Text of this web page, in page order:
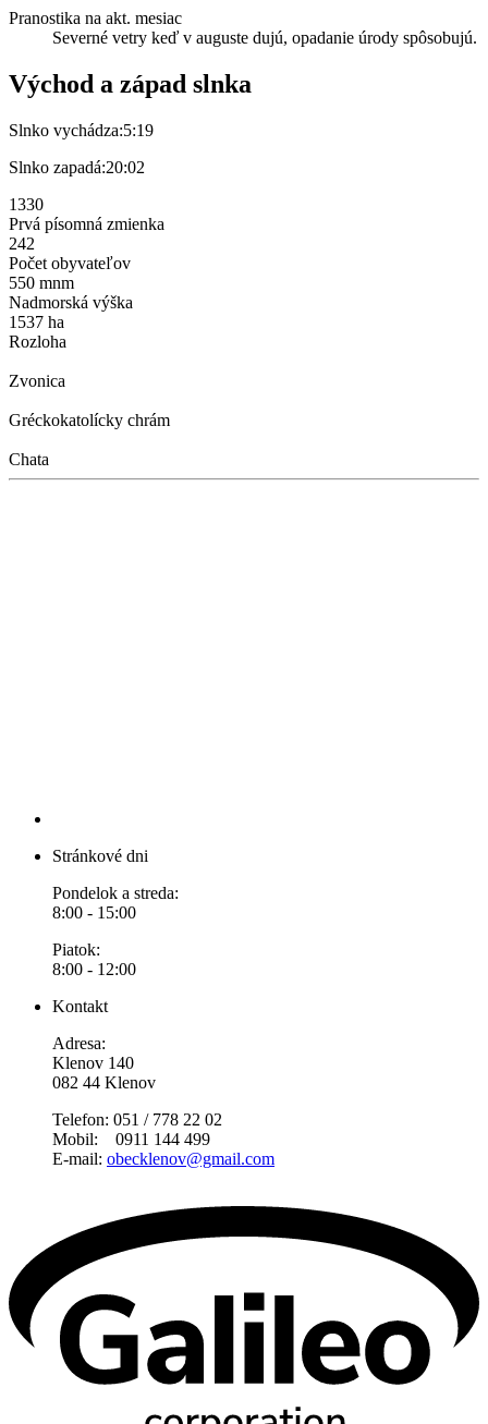
Pranostika na akt. mesiac
Severné vetry keď v auguste dujú, opadanie úrody spôsobujú.
Východ a západ slnka
Slnko vychádza:5:19
Slnko zapadá:20:02
1330
Prvá písomná zmienka
242
Počet obyvateľov
550 mnm
Nadmorská výška
1537 ha
Rozloha
Zvonica
Gréckokatolícky chrám
Chata
Stránkové dni
Pondelok a streda:
8:00 - 15:00
Piatok:
8:00 - 12:00
Kontakt
Adresa:
Klenov 140
082 44 Klenov
Telefon: 051 / 778 22 02
Mobil: 0911 144 499
E-mail: obecklenov@gmail.com